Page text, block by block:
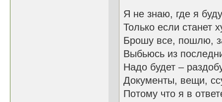
Я не знаю, где я
Только если станет
Брошу все, пошлю,
Выбьюсь из
Надо будет –
Документы, вещи,
Потому что я в